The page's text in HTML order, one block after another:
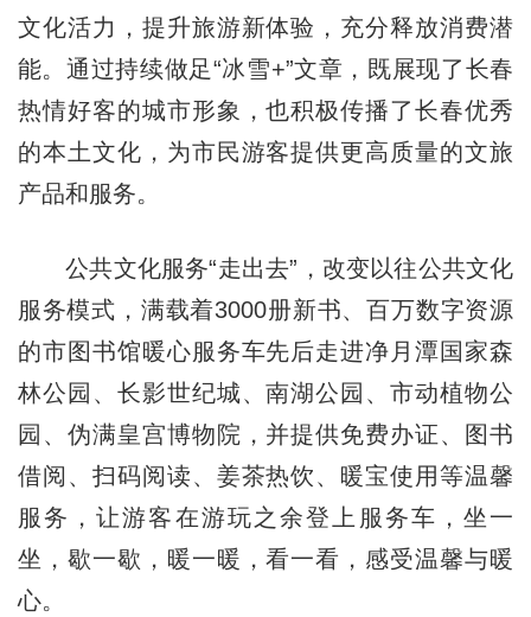
文化活力，提升旅游新体验，充分释放消费潜
能。通过持续做足“冰雪+”文章，既展现了长春
热情好客的城市形象，也积极传播了长春优秀
的本土文化，为市民游客提供更高质量的文旅
产品和服务。
公共文化服务“走出去”，改变以往公共文化
服务模式，满载着3000册新书、百万数字资源
的市图书馆暖心服务车先后走进净月潭国家森
林公园、长影世纪城、南湖公园、市动植物公
园、伪满皇宫博物院，并提供免费办证、图书
借阅、扫码阅读、姜茶热饮、暖宝使用等温馨
服务，让游客在游玩之余登上服务车，坐一
坐，歇一歇，暖一暖，看一看，感受温馨与暖
心。